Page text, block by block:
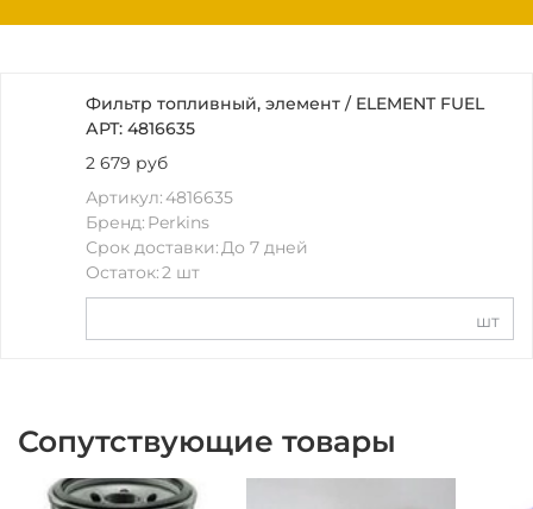
Фильтр топливный, элемент / ELEMENT FUEL
АРТ: 4816635
2 679 руб
Артикул:4816635
Бренд: Perkins
Срок доставки:До 7 дней
Остаток:2 шт
шт
Сопутствующие товары